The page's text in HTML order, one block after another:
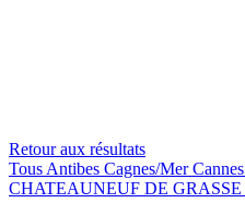
Retour aux résultats
Tous Antibes Cagnes/MerCannes
CHATEAUNEUF DE GRASSE